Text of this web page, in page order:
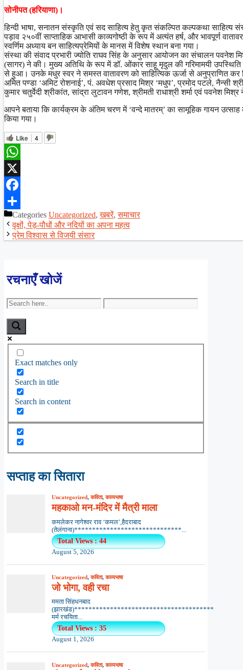
Share
सोनीपत (हरियाणा)।
हिन्दी भाषा, सनातन संस्कृति एवं सद साहित्य हेतु कृत संकल्पित कल्पकथा साहित्य
पड़ाव २५०वीं साप्ताहिक आभासी काव्यगोष्ठी के रूप में अत्यंत हर्ष, और भावपूर्ण
स्वर्णिम अध्याय बन साहित्यप्रेमियों के मानस में विशेष स्थान बना गया।
संस्था की संवाद प्रभारी ज्योति राघव सिंह के अनुसार आयोजन का संचालन पवनेश
(सागर) ने की। मुख्य अतिथि के रूप में डॉ. ओंकार साहू मृदुल की गरिमामयी उपस्थिति
से हुआ। उनके मधुर स्वर ने समस्त वातावरण को साहित्यिक ऊर्जा से अनुप्राणित कर
अमित पण्डा ‘अमिट रोशनाई’, पं. अवधेश प्रसाद मिश्र ‘मधुप’, प्रमोद पटले, नैन्सी
कुमार चतुर्वेदी श्रीकांत, सांद्रा लुटावन गणेश, श्रीमती राधाश्री शर्मा एवं पवनेश
आपने बताया कि कार्यक्रम के अंतिम चरण में ‘वन्दे मातरम्’ का सामूहिक गायन उत्साह
किया गया।
Like 4
WhatsApp
X
Facebook
ShareCategories Uncategorized,खबरें,समाचार
वृक्षों, पेड़-पौधों और नदियों का अपना महत्व
प्रेम विश्वास से विजयी संसार
रचनाएँ खोजें
Exact matches only
Search in title
Search in content
सप्ताह का सितारा
Uncategorized,कविता,काव्यभाषा
महकाओ मन-मंदिर में मैत्री माला
कमलेकर नागेश्वर राव ‘कमल’,हैदराबाद
(तेलंगाना)******************************...
Total Views : 44
August 5, 2026
Uncategorized,कविता,काव्यभाषा
जो भोगा, वही रचा
ममता सिंहधनबाद
(झारखंड)***************************************
मर्म रचयिता...
Total Views : 35
August 1, 2026
Uncategorized,कविता,काव्यभाषा